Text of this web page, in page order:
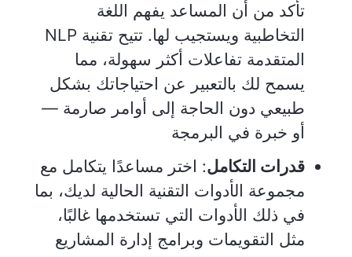
تأكد من أن المساعد يفهم اللغة
التخاطبية ويستجيب لها. تتيح تقنية NLP
المتقدمة تفاعلات أكثر سهولة، مما
يسمح لك بالتعبير عن احتياجاتك بشكل
طبيعي دون الحاجة إلى أوامر صارمة —
أو خبرة في البرمجة
قدرات التكامل: اختر مساعدًا يتكامل مع
مجموعة الأدوات التقنية الحالية لديك، بما
في ذلك الأدوات التي تستخدمها غالبًا،
مثل التقويمات وبرامج إدارة المشاريع